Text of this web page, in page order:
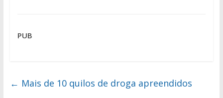
PUB
← Mais de 10 quilos de droga apreendidos